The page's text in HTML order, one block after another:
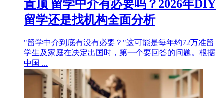
置顶 留学中介有必要吗？2026年DIY
留学还是找机构全面分析
"留学中介到底有没有必要？"这可能是每年约72万准留
学生及家庭在决定出国时，第一个要回答的问题。根据
中国 ...